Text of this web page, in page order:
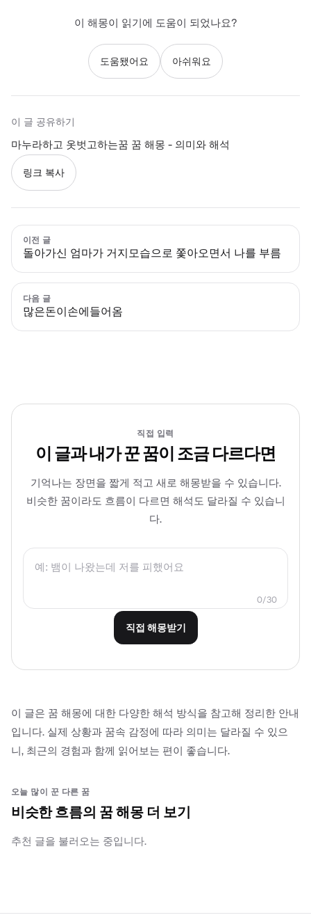
이 해몽이 읽기에 도움이 되었나요?
도움됐어요 아쉬워요
이 글 공유하기
마누라하고 옷벗고하는꿈 꿈 해몽 - 의미와 해석
링크 복사
이전 글
돌아가신 엄마가 거지모습으로 쫓아오면서 나를 부름
다음 글
많은돈이손에들어옴
직접 입력
이 글과 내가 꾼 꿈이 조금 다르다면
기억나는 장면을 짧게 적고 새로 해몽받을 수 있습니다.
비슷한 꿈이라도 흐름이 다르면 해석도 달라질 수 있습니
다.
0/30
직접 해몽받기
이 글은 꿈 해몽에 대한 다양한 해석 방식을 참고해 정리한 안내
입니다. 실제 상황과 꿈속 감정에 따라 의미는 달라질 수 있으
니, 최근의 경험과 함께 읽어보는 편이 좋습니다.
오늘 많이 꾼 다른 꿈
비슷한 흐름의 꿈 해몽 더 보기
추천 글을 불러오는 중입니다.